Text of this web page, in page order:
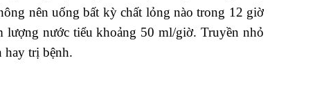
nên uống bất kỳ chất lỏng nào trong 12 giờ
nước tiểu khoảng 50 ml/giờ. Truyền nhỏ
hay trị bệnh.